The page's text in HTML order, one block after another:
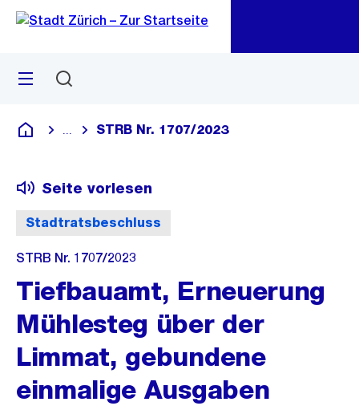
Navigation
Sprunglink
Menü
Deutsch
Blende alle Breadcrumbs ein
STRB Nr. 1707/2023
Stadtratsbeschluss
Seite vorlesen
STRB Nr. 1707/2023
Tiefbauamt, Erneuerung
Mühlesteg über der
Limmat, gebundene
einmalige Ausgaben